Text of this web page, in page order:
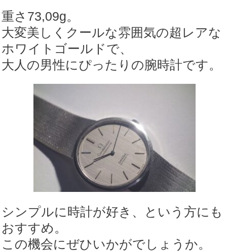
1
年
動
作
保
重さ73,09g。
大変美しくクールな雰囲気の超レアな
ホワイトゴールドで、
大人の男性にぴったりの腕時計です。
シンプルに時計が好き、という方にも
おすすめ。
この機会にぜひいかがでしょうか。